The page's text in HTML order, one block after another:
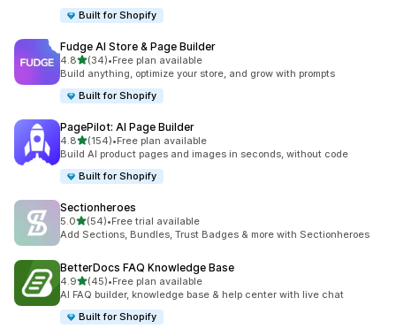
Built for Shopify
Fudge AI Store & Page Builder
4.85つ星中
(34)
合計レビュー数：34件
•Free plan available
Build anything, optimize your store, and grow with prompts
Built for Shopify
PagePilot: AI Page Builder
4.85つ星中
(154)
合計レビュー数：154件
•Free plan available
Build AI product pages and images in seconds, without code
Built for Shopify
Sectionheroes
5.05つ星中
(54)
合計レビュー数：54件
•Free trial available
Add Sections, Bundles, Trust Badges & more with Sectionheroes
BetterDocs FAQ Knowledge Base
4.95つ星中
(45)
合計レビュー数：45件
•Free plan available
AI FAQ builder, knowledge base & help center with live chat
Built for Shopify